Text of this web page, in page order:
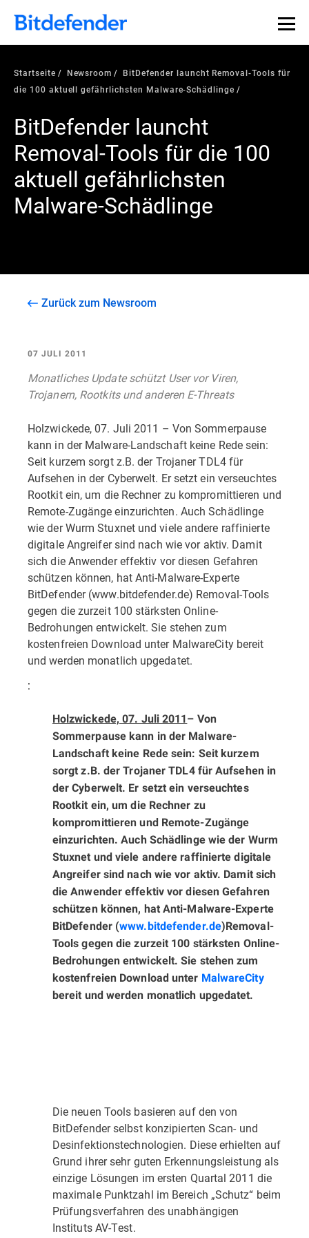
Startseite Newsroom
BitDefender launcht Removal-Tools für
die 100 aktuell gefährlichsten Malware-Schädlinge
BitDefender launcht
Removal-Tools für die 100
aktuell gefährlichsten
Malware-Schädlinge
Zurück zum Newsroom
07 JULI 2011
Monatliches Update schützt User vor Viren,
Trojanern, Rootkits und anderen E-Threats
Holzwickede, 07. Juli 2011 – Von Sommerpause
kann in der Malware-Landschaft keine Rede sein:
Seit kurzem sorgt z.B. der Trojaner TDL4 für
Aufsehen in der Cyberwelt. Er setzt ein verseuchtes
Rootkit ein, um die Rechner zu kompromittieren und
Remote-Zugänge einzurichten. Auch Schädlinge
wie der Wurm Stuxnet und viele andere raffinierte
digitale Angreifer sind nach wie vor aktiv. Damit
sich die Anwender effektiv vor diesen Gefahren
schützen können, hat Anti-Malware-Experte
BitDefender (www.bitdefender.de) Removal-Tools
gegen die zurzeit 100 stärksten Online-
Bedrohungen entwickelt. Sie stehen zum
kostenfreien Download unter MalwareCity bereit
und werden monatlich upgedatet.
:
Holzwickede, 07. Juli 2011– Von
Sommerpause kann in der Malware-
Landschaft keine Rede sein: Seit kurzem
sorgt z.B. der Trojaner TDL4 für Aufsehen in
der Cyberwelt. Er setzt ein verseuchtes
Rootkit ein, um die Rechner zu
kompromittieren und Remote-Zugänge
einzurichten. Auch Schädlinge wie der Wurm
Stuxnet und viele andere raffinierte digitale
Angreifer sind nach wie vor aktiv. Damit sich
die Anwender effektiv vor diesen Gefahren
schützen können, hat Anti-Malware-Experte
BitDefender (www.bitdefender.de)Removal-
Tools gegen die zurzeit 100 stärksten Online-
Bedrohungen entwickelt. Sie stehen zum
kostenfreien Download unter MalwareCity
bereit und werden monatlich upgedatet.
Die neuen Tools basieren auf den von
BitDefender selbst konzipierten Scan- und
Desinfektionstechnologien. Diese erhielten auf
Grund ihrer sehr guten Erkennungsleistung als
einzige Lösungen im ersten Quartal 2011 die
maximale Punktzahl im Bereich „Schutz“ beim
Prüfungsverfahren des unabhängigen
Instituts AV-Test.